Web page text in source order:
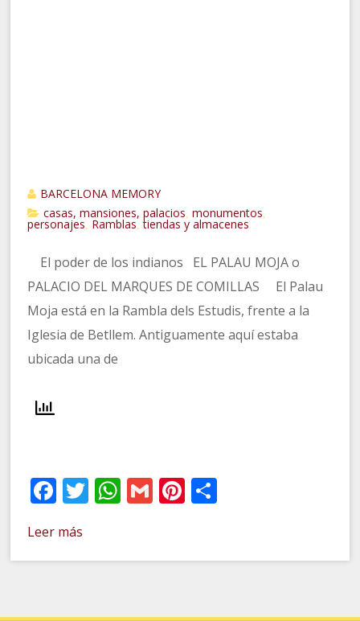
BARCELONA MEMORY
casas, mansiones, palacios
,monumentos
personajes Ramblas ,tiendas y almacenes
El poder de los indianos EL PALAU MOJA o
PALACIO DEL MARQUES DE COMILLAS El Palau
Moja está en la Rambla dels Estudis, frente a la
Iglesia de Betllem. Antiguamente aquí estaba
ubicada una de
Facebook
Twitter
WhatsApp
GmailPinterest
Leer más